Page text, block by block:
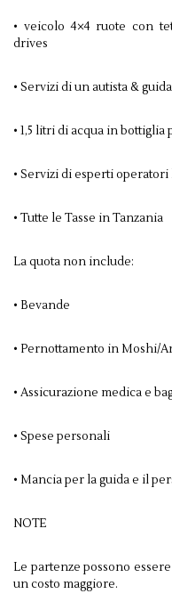
• veicolo 4×4 ruote con
drives
• Servizi di un autista & guida
• 1,5 litri di acqua in
• Servizi di esperti
• Tutte le Tasse in Tanzania
La quota non include:
• Bevande
• Pernottamento in Moshi/
• Assicurazione medica e
• Spese personali
• Mancia per la guida e il
NOTE
Le partenze possono
un costo maggiore.